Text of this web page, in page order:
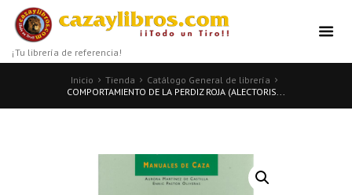
¡Tu librería de referencia!
Inicio Tienda
Catálogo General de librería
COMPORTAMIENTO DE LA PERDIZ ROJA (ALECTORIS...